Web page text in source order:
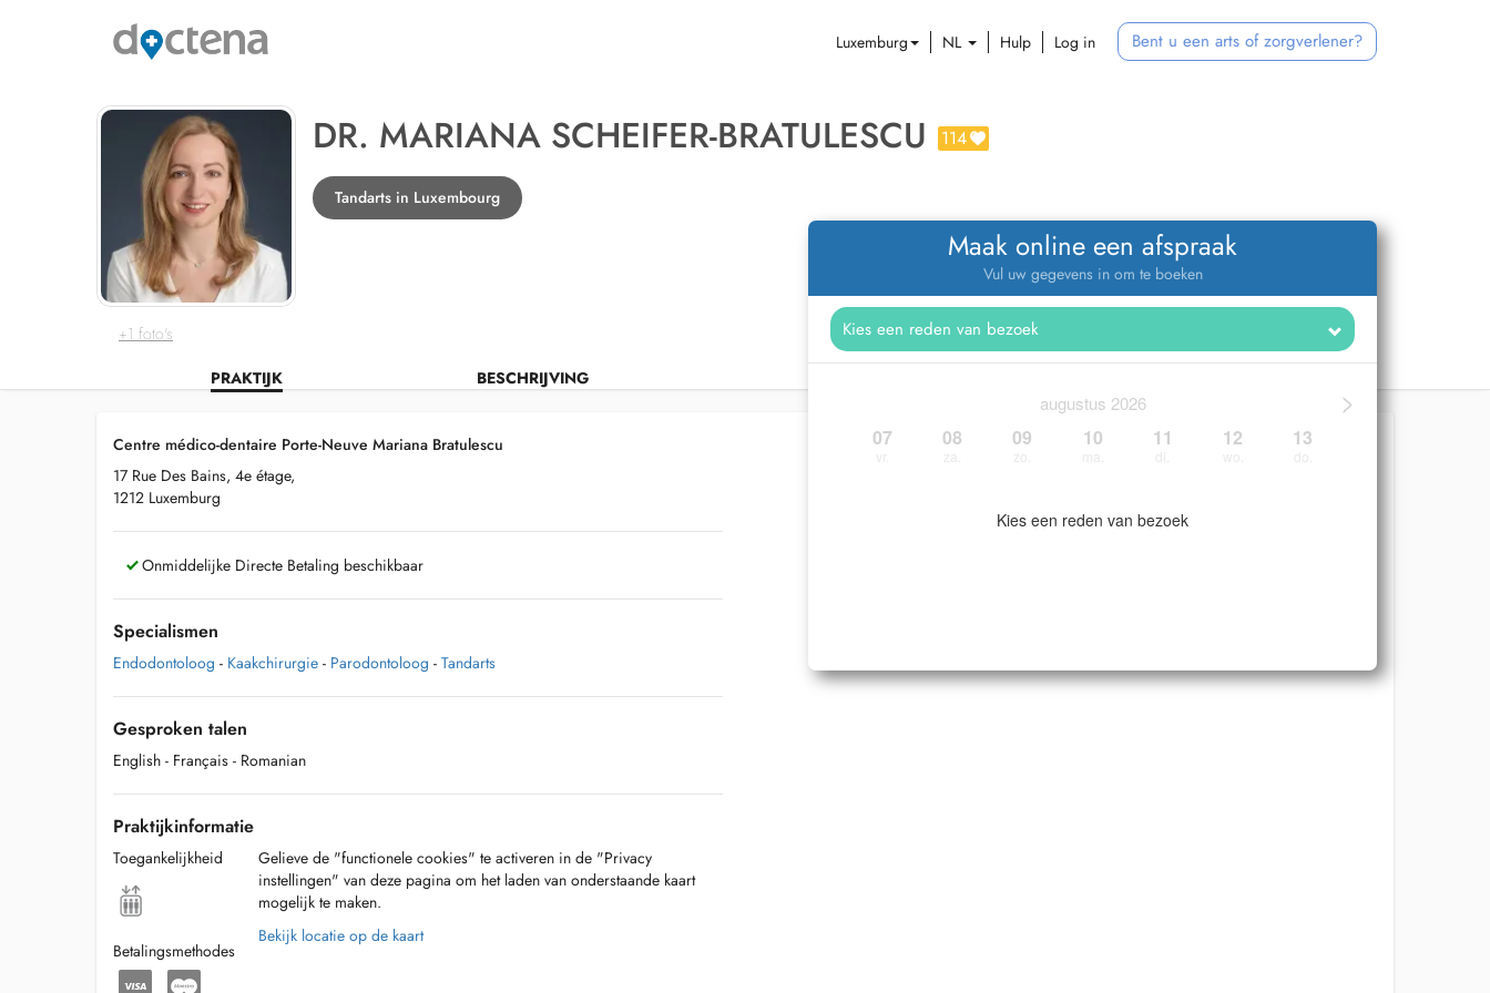
Luxemburg NL Hulp Log in Bent u een arts of zorgverlener?
+1 foto's
DR. MARIANA SCHEIFER-BRATULESCU 114
Tandarts in Luxembourg
PRAKTIJK BESCHRIJVING
Maak online een afspraak
Vul uw gegevens in om te boeken
>
augustus 2026
07 08 09 10 11 12 13
Kies een reden van bezoek
Centre médico-dentaire Porte-Neuve Mariana Bratulescu
17 Rue Des Bains, 4e étage,
1212 Luxemburg
Onmiddelijke Directe Betaling beschikbaar
Specialismen
Endodontoloog - Kaakchirurgie - Parodontoloog - Tandarts
Gesproken talen
English - Français - Romanian
Praktijkinformatie
Toegankelijkheid
Betalingsmethodes
Gelieve de "functionele cookies" te activeren in de "Privacy
instellingen" van deze pagina om het laden van onderstaande kaart
mogelijk te maken.
Bekijk locatie op de kaart